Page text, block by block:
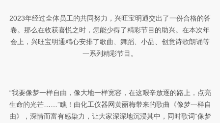
2023年经过全体员工的共同努力， 兴旺宝明通交出了一份合格的答
卷。 那么在收获喜悦之时，怎能少得了精彩节目的助兴。在本次年
会上，兴旺宝明通精心安排了歌曲、舞蹈、小品、创意诗歌朗诵等
一系列精彩节目。
“我要像梦一样自由 ， 像大地一样宽容 ， 在这艰辛放逐的路上 ， 点亮
生命的光芒……”瞧！由化工仪器网黄丽梅带来的歌曲《像梦一样自
由》，深情而富有感染力 ，让大家深深地沉浸其中，同时歌词“像梦